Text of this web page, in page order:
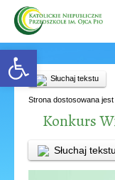
Open toolbar
Słuchaj tekstu
Strona dostosowana
Konkurs
Słuchaj tekstu